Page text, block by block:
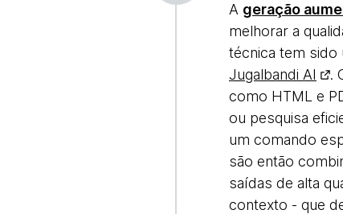
A geração
melhorar a
técnica tem sido
Jugalbandi AI
.
como HTML e
ou pesquisa
um comando
são então
saídas de alta
contexto - que